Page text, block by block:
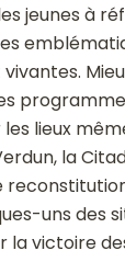
jeunes à
lieux
la
uns des
victoire